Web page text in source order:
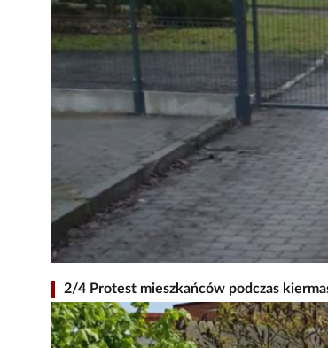
2/4 Protest mieszkańców podczas